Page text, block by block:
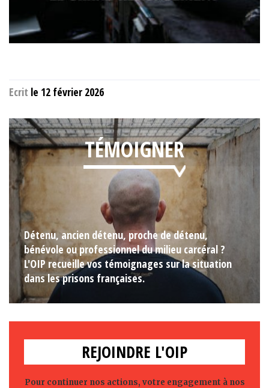
Ecrit le 12 février 2026
TÉMOIGNER
Détenu, ancien détenu, proche de détenu,
bénévole ou professionnel du milieu carcéral ?
L'OIP recueille vos témoignages sur la situation
dans les prisons françaises.
REJOINDRE L'OIP
Pour continuer nos actions, votre engagement à nos